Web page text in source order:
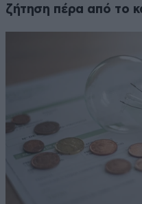
ζήτηση πέρα από το